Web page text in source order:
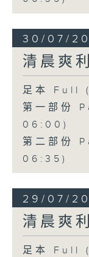
30/07/
清晨爽
足本 Full
第一部份
06:00)
第二部份
06:35)
29/07/
清晨爽
足本 Full